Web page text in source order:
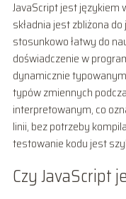
JavaScript jest językiem
składnia jest zbliżona
stosunkowo łatwy do
doświadczenie w
dynamicznie
typów zmiennych
interpretowanym, co
linii, bez potrzeby
testowanie kodu jest
Czy JavaScript